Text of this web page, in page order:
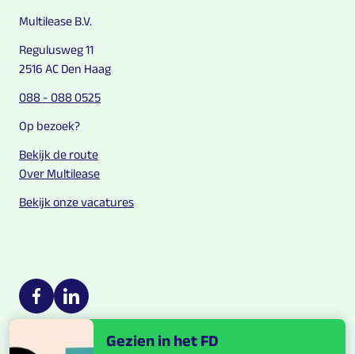
Multilease B.V.
Regulusweg 11
2516 AC Den Haag
088 - 088 0525
Op bezoek?
Bekijk de route
Over Multilease
Bekijk onze vacatures
Multilease on social media
https://nl-nl.facebook.com/Multilease/
https://www.linkedin.com/company/multilease
Gezien in het FD